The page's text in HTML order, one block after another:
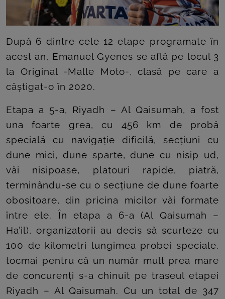
ROOM
CONTACT
După 6 dintre cele 12 etape programate în
acest an, Emanuel Gyenes se află pe locul 3
la Original -Malle Moto-, clasă pe care a
câștigat-o în 2020.
Etapa a 5-a, Riyadh – Al Qaisumah, a fost
una foarte grea, cu 456 km de probă
specială cu navigație dificilă, secțiuni cu
dune mici, dune sparte, dune cu nisip ud,
văi nisipoase, platouri rapide, piatră,
terminându-se cu o secțiune de dune foarte
obositoare, din pricina micilor văi formate
între ele. În etapa a 6-a (Al Qaisumah –
Ha’il), organizatorii au decis să scurteze cu
100 de kilometri lungimea probei speciale,
tocmai pentru că un număr mult prea mare
de concurenți s-a chinuit pe traseul etapei
Riyadh – Al Qaisumah. Cu un total de 347